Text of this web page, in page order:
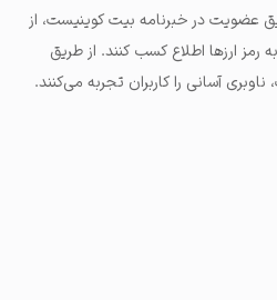
عضویت در خبرنامه بیت کوینیست، از
ارزها اطلاع کسب کنند. از طریق
آسانی را کاربران تجربه می‌کنند.